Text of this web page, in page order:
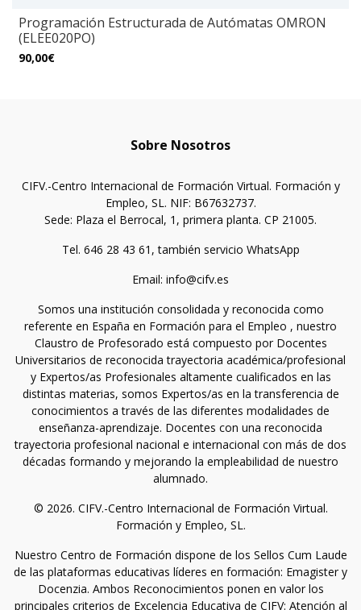
Programación Estructurada de Autómatas OMRON
(ELEE020PO)
90,00€
Sobre Nosotros
CIFV.-Centro Internacional de Formación Virtual. Formación y
Empleo, SL. NIF: B67632737.
Sede: Plaza el Berrocal, 1, primera planta. CP 21005.
Tel. 646 28 43 61, también servicio WhatsApp
Email: info@cifv.es
Somos una institución consolidada y reconocida como
referente en España en Formación para el Empleo , nuestro
Claustro de Profesorado está compuesto por Docentes
Universitarios de reconocida trayectoria académica/profesional
y Expertos/as Profesionales altamente cualificados en las
distintas materias, somos Expertos/as en la transferencia de
conocimientos a través de las diferentes modalidades de
enseñanza-aprendizaje. Docentes con una reconocida
trayectoria profesional nacional e internacional con más de dos
décadas formando y mejorando la empleabilidad de nuestro
alumnado.
© 2026. CIFV.-Centro Internacional de Formación Virtual.
Formación y Empleo, SL.
Nuestro Centro de Formación dispone de los Sellos Cum Laude
de las plataformas educativas líderes en formación: Emagister y
Docenzia. Ambos Reconocimientos ponen en valor los
principales criterios de Excelencia Educativa de CIFV: Atención al